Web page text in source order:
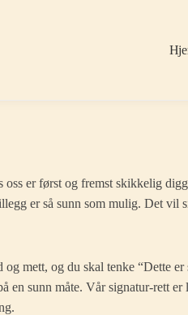
oss er først og fremst skikkelig
er så sunn som mulig. Det vil
og mett, og du skal tenke “Dette
en sunn måte. Vår signatur-rett